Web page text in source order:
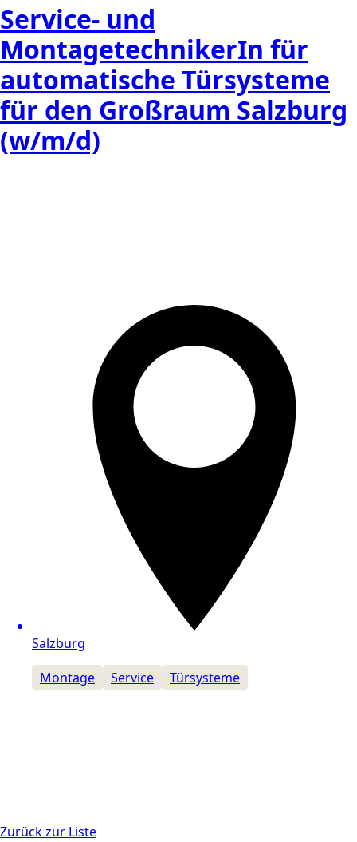
Service- und
MontagetechnikerIn für
automatische Türsysteme
für den Großraum Salzburg
(w/m/d)
Salzburg
Montage
Service Türsysteme
Zurück zur Liste